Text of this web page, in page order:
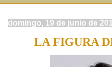
domingo, 19 de junio de
LA FIGURA